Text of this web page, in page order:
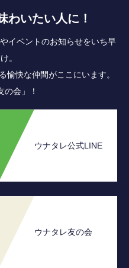
わいたい人に！
イベントのお知らせをいち早
。
愉快な仲間がここにいます。
の会」！
ウナタレ公式LINE
ウナタレ友の会